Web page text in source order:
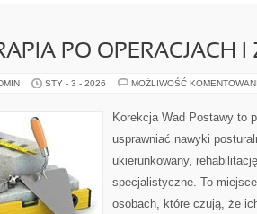
PO OPERACJACH I
STY - 3 - 2026 MOŻLIWOŚĆ
Korekcja Wad Postawy to
usprawniać nawyki
ukierunkowany,
specjalistyczne. To
osobach, które czują, że